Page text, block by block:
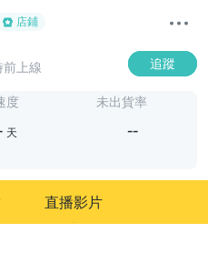
店鋪
上線 追蹤
度
天
未出貨率
--
直播影片